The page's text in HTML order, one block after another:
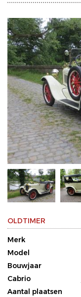
OLDTIMER
Merk
Model
Bouwjaar
Cabrio
Aantal plaatsen